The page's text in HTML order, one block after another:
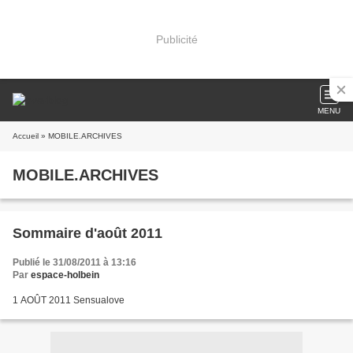
Publicité
MENU
Accueil » MOBILE.ARCHIVES
MOBILE.ARCHIVES
Sommaire d'août 2011
Publié le 31/08/2011 à 13:16
Par espace-holbein
1 AOÛT 2011 Sensualove